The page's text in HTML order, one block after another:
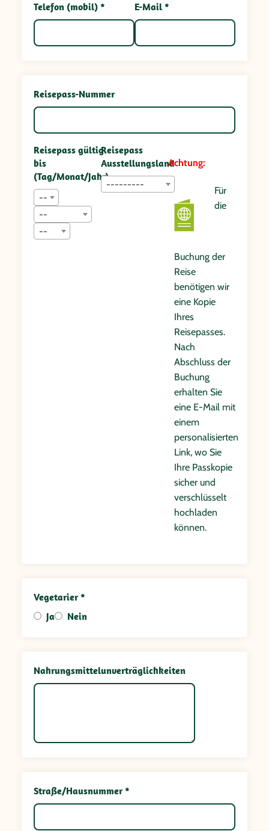
Telefon (mobil) * E-Mail *
Reisepass-Nummer
Reisepass gültig
bis
(Tag/Monat/Jahr)
--
--
--
Reisepass
Ausstellungsland
---------
Achtung:
Für
die
Buchung der
Reise
benötigen wir
eine Kopie
Ihres
Reisepasses.
Nach
Abschluss der
Buchung
erhalten Sie
eine E-Mail mit
einem
personalisierten
Link, wo Sie
Ihre Passkopie
sicher und
verschlüsselt
hochladen
können.
Vegetarier *
Ja
Nein
Nahrungsmittelunverträglichkeiten
Straße/Hausnummer *